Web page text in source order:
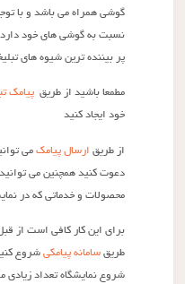
گوشی همراه می باشد و با
نسبت به گوشی های خود داردند
پر بیننده ترین شیوه های
مطمعا باشید از طریقپیامک
خود ایجاد کنید
از طریقارسال پیامکمی توانید
دعوت کنید همچنین می توانید
محصولات و خدماتی که در
برای این کار کافی است از قبل
طریقسامانه پیامکیشروع کنید و
شروع نمایشگاه تعداد زیادی